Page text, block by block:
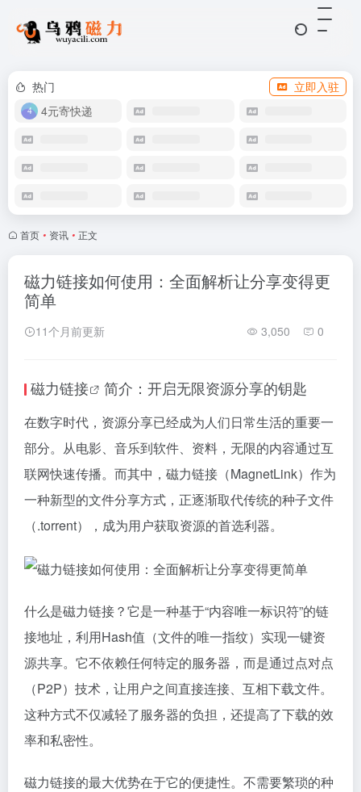
热门
立即入驻
4元寄快递
首页 • 资讯 • 正文
磁力链接如何使用：全面解析让分享变得更
简单
11个月前更新 3,050 0
磁力链接 简介：开启无限资源分享的钥匙
在数字时代，资源分享已经成为人们日常生活的重要一
部分。从电影、音乐到软件、资料，无限的内容通过互
联网快速传播。而其中，磁力链接（MagnetLink）作为
一种新型的文件分享方式，正逐渐取代传统的种子文件
（.torrent），成为用户获取资源的首选利器。
什么是磁力链接？它是一种基于“内容唯一标识符”的链
接地址，利用Hash值（文件的唯一指纹）实现一键资
源共享。它不依赖任何特定的服务器，而是通过点对点
（P2P）技术，让用户之间直接连接、互相下载文件。
这种方式不仅减轻了服务器的负担，还提高了下载的效
率和私密性。
磁力链接的最大优势在于它的便捷性。不需要繁琐的种